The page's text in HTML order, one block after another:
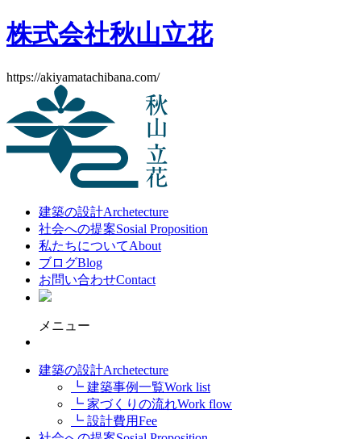
株式会社秋山立花
https://akiyamatachibana.com/
建築の設計Archetecture
社会への提案Sosial Proposition
私たちについてAbout
ブログBlog
お問い合わせContact
メニュー
建築の設計Archetecture
┗ 建築事例一覧Work list
┗ 家づくりの流れWork flow
┗ 設計費用Fee